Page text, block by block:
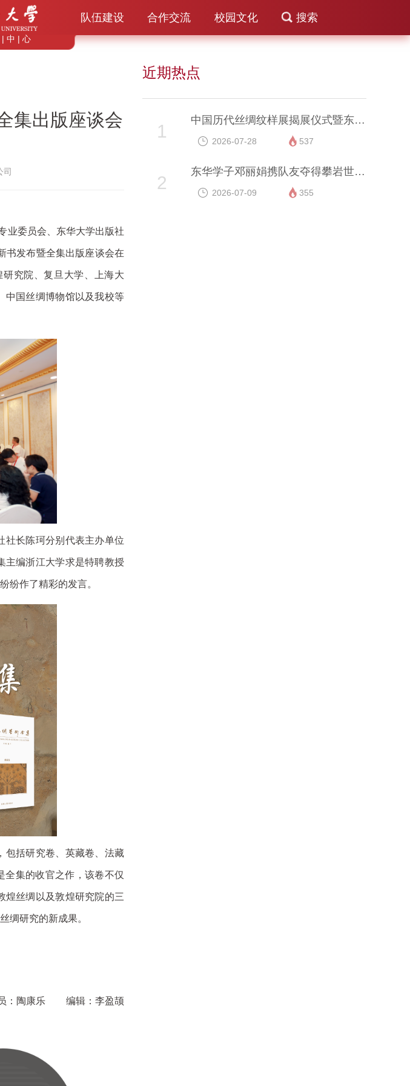
队伍建设 合作交流 校园文化 搜索
| 中 | 心
近期热点
集出版座谈会
司
业委员会、东华大学出版社
书发布暨全集出版座谈会在
究院、复旦大学、上海大
中国丝绸博物馆以及我校等
社长陈珂分别代表主办单位
主编浙江大学求是特聘教授
纷作了精彩的发言。
包括研究卷、英藏卷、法藏
全集的收官之作，该卷不仅
煌丝绸以及敦煌研究院的三
绸研究的新成果。
：陶康乐 编辑：李盈颉